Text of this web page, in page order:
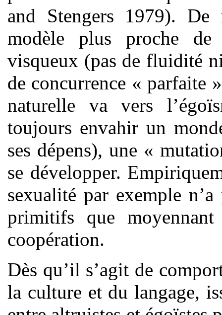
and Stengers 1979).
modèle plus proche
visqueux (pas de fluidité
de concurrence « parfaite
naturelle va vers
toujours envahir un
ses dépens), une «
se développer.
sexualité par exemple
primitifs que
coopération.
Dès qu’il s’agit de
la culture et du langage,